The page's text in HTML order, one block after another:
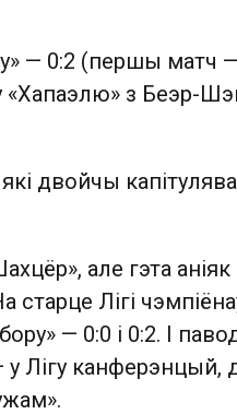
— 0:2 (першы матч
«Хапаэлю» з Беэр-
двойчы
але гэта аніяк
Лігі
— 0:0 і 0:2. І
Лігу канферэнцый,